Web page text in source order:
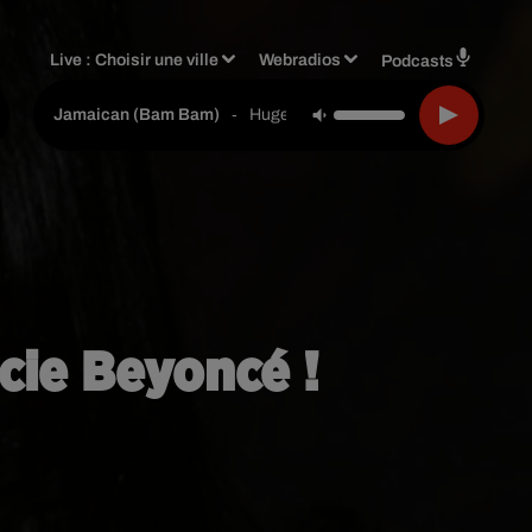
Live :Choisir une ville Webradios Podcasts
Jamaican (bam Bam) - Hugel & Solto (fr)
Beyoncé !